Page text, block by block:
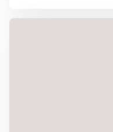
Lees meer over Column